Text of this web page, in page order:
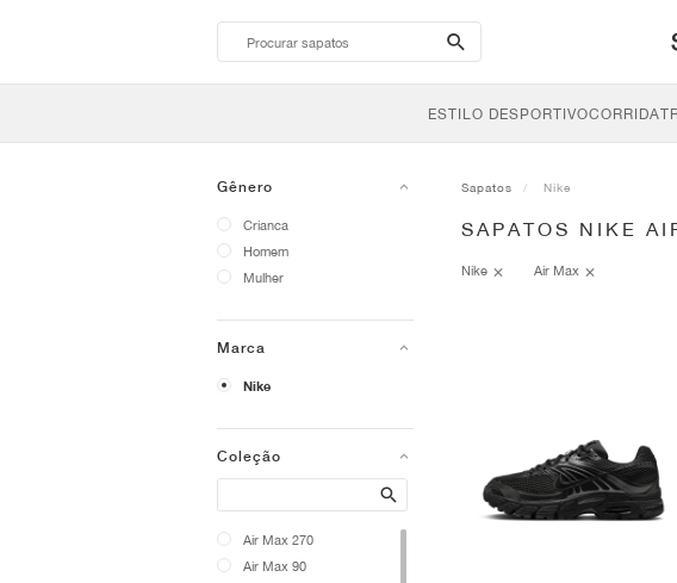
search-
btn
ESTILO DESPORTIVOCORRIDA
Gênero
Crianca
Homem
Mulher
Marca
Nike
Coleção
Search
Air Max 270
Air Max 90
Sapatos Nike
SAPATOS NIKE
Nike Air Max